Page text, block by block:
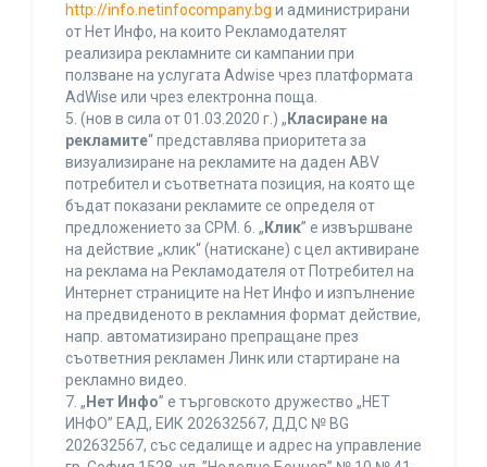
http://info.netinfocompany.bg и администрирани
от Нет Инфо, на които Рекламодателят
реализира рекламните си кампании при
ползване на услугата Adwise чрез платформата
AdWise или чрез електронна поща.
5. (нов в сила от 01.03.2020 г.) „ Класиране на
рекламите“ представлява приоритета за
визуализиране на рекламите на даден ABV
потребител и съответната позиция, на която ще
бъдат показани рекламите се определя от
предложението за CPM. 6. „ Клик” е извършване
на действие „клик“ (натискане) с цел активиране
на реклама на Рекламодателя от Потребител на
Интернет страниците на Нет Инфо и изпълнение
на предвиденото в рекламния формат действие,
напр. автоматизирано препращане през
съответния рекламен Линк или стартиране на
рекламно видео.
7. „ Нет Инфо” е търговското дружество „НЕТ
ИНФО” ЕАД, ЕИК 202632567, ДДС № BG
202632567, със седалище и адрес на управление